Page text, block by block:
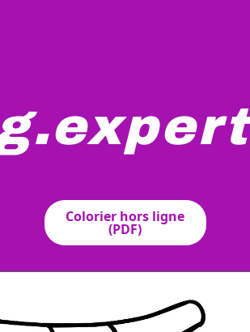
Colorier hors ligne
(PDF)